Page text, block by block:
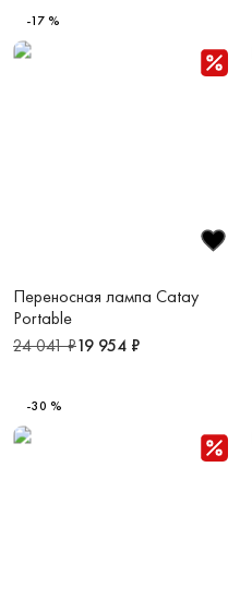
Каталог
-17 %
Переносная лампа Catay
Portable
24 041 ₽19 954 ₽
-30 %